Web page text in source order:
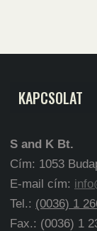
KAPCSOLAT
S and K Bt.
Cím: 1053
E-mail cím:
Tel.: (0036) 1
Fax.: (0036) 1